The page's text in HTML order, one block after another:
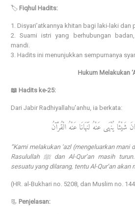
🏷️ Fiqhul Hadits:
1. Disyari’atkannya khitan bagi laki-laki dan
2. Suami istri yang berhubungan
mandi.
3. Hadits ini menunjukkan sempurnanya
Hukum Melakukan
📖 Hadits ke-25:
Dari Jabir Radhiyallahu’anhu, ia berkata:
يُنْهَى عَنْهُ لَنَهَانَا عَنْهُ الْقُرْآنُ
“Kami melakukan ‘azl (mengeluarkan
Rasulullah ﷺ dan Al-Qur’an masih turun. Jika hal itu merupakan
sesuatu yang dilarang, tentu Al-Qur’an akan
(HR. al-Bukhari no. 5208, dan Muslim no.
📃 Penjelasan: